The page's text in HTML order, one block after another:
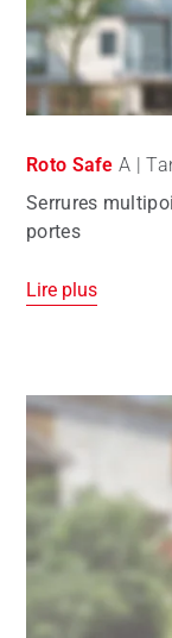
Roto Safe A |
Serrures
portes
Lire plus